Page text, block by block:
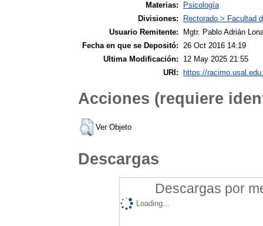
Materias:
Psicología
Divisiones:
Rectorado > Facultad
Usuario Remitente:
Mgtr. Pablo Adrián
Fecha en que se Depositó: 26 Oct 2016 14:19
Ultima Modificación:
12 May 2025 21:55
URI:
https://
Acciones (requiere
Ver Objeto
Descargas
Descargas por
Loading...